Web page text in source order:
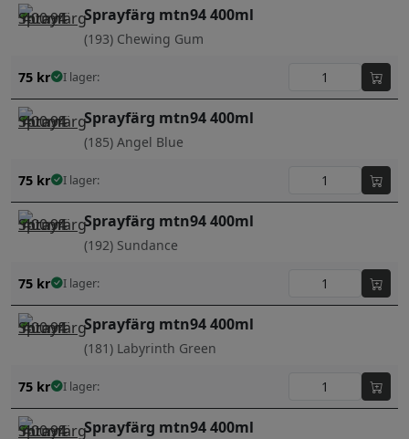
Sprayfärg mtn94 400ml
(193) Chewing Gum
75 kr I lager:
Sprayfärg mtn94 400ml
(185) Angel Blue
75 kr I lager:
Sprayfärg mtn94 400ml
(192) Sundance
75 kr I lager:
Sprayfärg mtn94 400ml
(181) Labyrinth Green
75 kr I lager:
Sprayfärg mtn94 400ml